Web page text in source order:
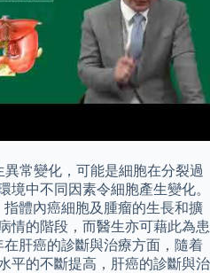
常變化，可能是細胞在分裂過
境中不同因素令細胞產生變化。
指體內癌細胞及腫瘤的生長和擴
情的階段，而醫生亦可藉此為患
肝癌的診斷與治療方面，隨着
平的不斷提高，肝癌的診斷與治